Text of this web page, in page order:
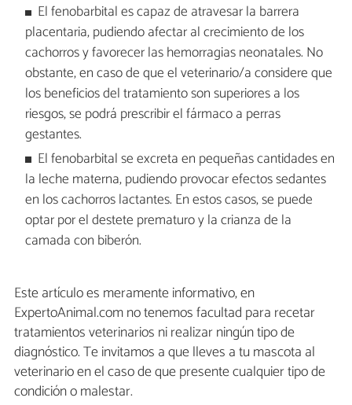
El fenobarbital es capaz de atravesar la barrera
placentaria, pudiendo afectar al crecimiento de los
cachorros y favorecer las hemorragias neonatales. No
obstante, en caso de que el veterinario/a considere que
los beneficios del tratamiento son superiores a los
riesgos, se podrá prescribir el fármaco a perras
gestantes.
El fenobarbital se excreta en pequeñas cantidades en
la leche materna, pudiendo provocar efectos sedantes
en los cachorros lactantes. En estos casos, se puede
optar por el destete prematuro y la crianza de la
camada con biberón.
Este artículo es meramente informativo, en
ExpertoAnimal.com no tenemos facultad para recetar
tratamientos veterinarios ni realizar ningún tipo de
diagnóstico. Te invitamos a que lleves a tu mascota al
veterinario en el caso de que presente cualquier tipo de
condición o malestar.